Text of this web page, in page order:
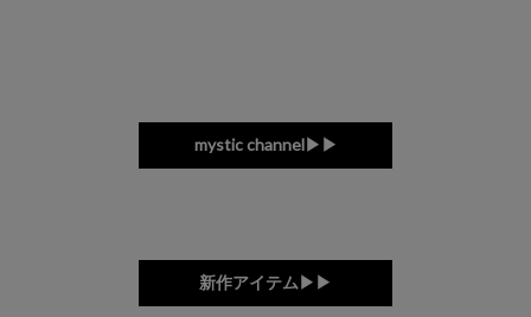
mystic channel▶▶
新作アイテム▶▶